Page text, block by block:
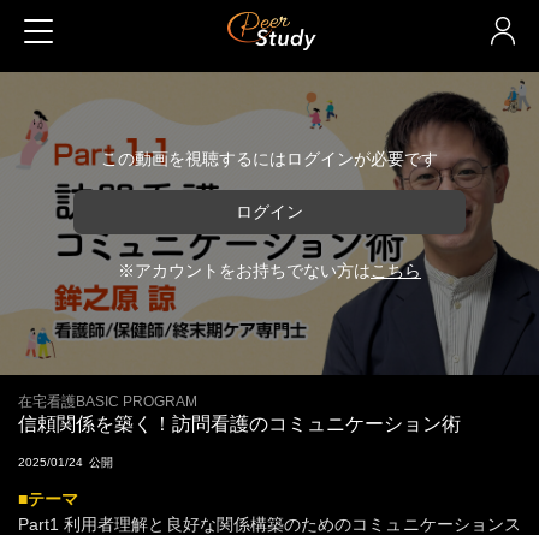
この動画を視聴するにはログインが必要です
ログイン
※アカウントをお持ちでない方はこちら
在宅看護BASIC PROGRAM
信頼関係を築く！訪問看護のコミュニケーション術
2025/01/24
■テーマ
Part1 利用者理解と良好な関係構築のためのコミュニケーションス